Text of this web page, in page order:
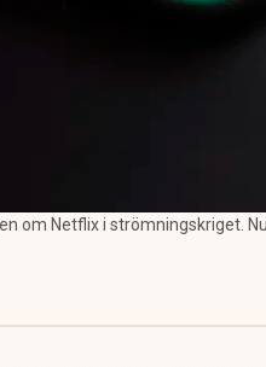
om Netflix i strömningskriget.